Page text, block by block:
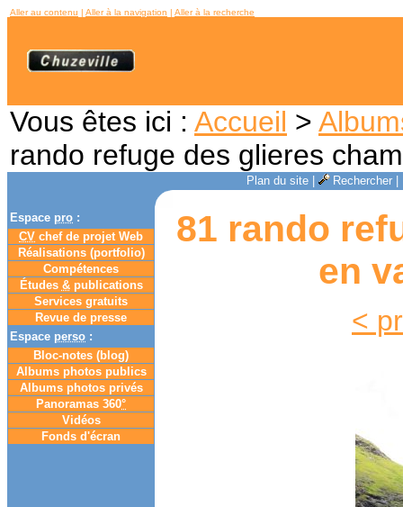
Aller au contenu | Aller à la navigation | Aller à la recherche
Vous êtes ici : Accueil >
rando refuge des glieres
Plan du site| Rechercher|
Espace pro :
CV chef de projet Web
Réalisations (portfolio)
Compétences
Études &publications
Services gratuits
Revue de presse
Espace perso :
Bloc-notes (blog)
Albums photos publics
Albums photos privés
Panoramas 360°
Vidéos
Fonds d'écran
81 rando
en
<